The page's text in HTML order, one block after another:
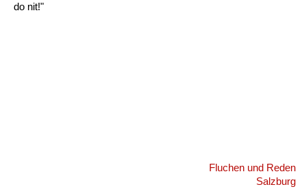
do nit!"
Fluchen und Reden
Salzburg